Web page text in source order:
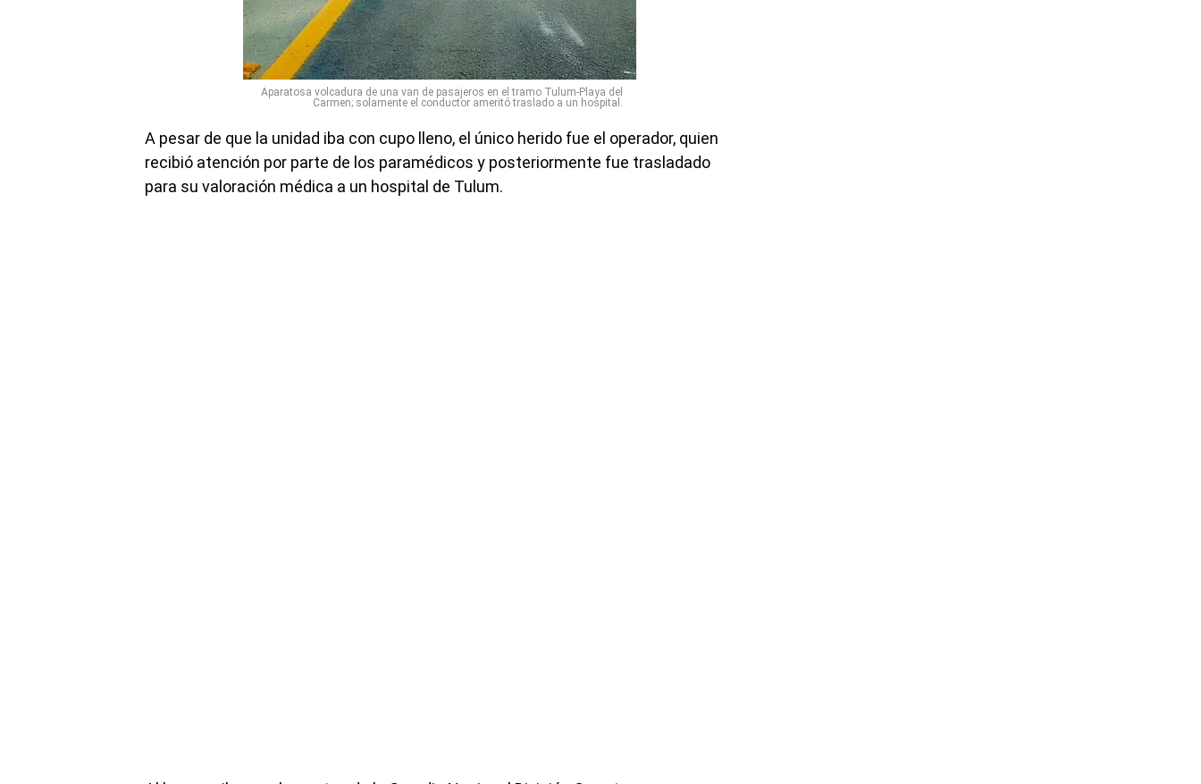
Aparatosa volcadura de una van de pasajeros en el tramo Tulum-Playa del
Carmen; solamente el conductor ameritó traslado a un hospital.
A pesar de que la unidad iba con cupo lleno, el único herido fue el operador, quien
recibió atención por parte de los paramédicos y posteriormente fue trasladado
para su valoración médica a un hospital de Tulum.